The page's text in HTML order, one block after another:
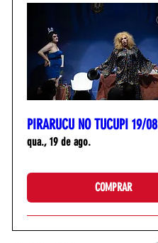
PIRARUCU NO TUCUPI 19/08
qua., 19 de ago.
COMPRAR